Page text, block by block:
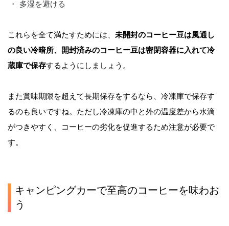
多湿を避ける
これらを全て満たすためには、 未開封のコーヒー豆は風通し
の良い冷暗所、開封済みのコーヒー豆は密閉容器に入れて冷
蔵庫で保存するようにしましょう。
また賞味期限を超えて長期保存をするなら、冷凍庫で保存す
るのも良いですね。ただし冷凍庫の中と外の温度差から水滴
がつきやすく、コーヒーの劣化を促進するため注意が必要で
す。
キャンピングカーで至高のコーヒーを味わお
う